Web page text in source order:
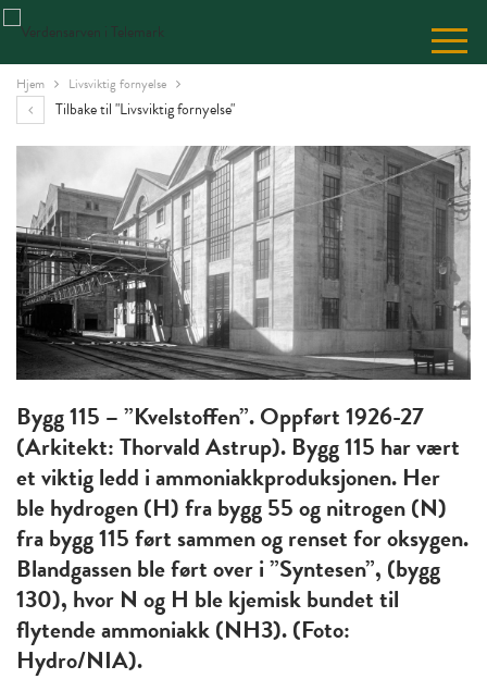
Skip
Content
Hjem Livsviktig fornyelse
Tilbake til "Livsviktig fornyelse"
Bygg 115 – ”Kvelstoffen”. Oppført 1926-27
(Arkitekt: Thorvald Astrup). Bygg 115 har vært
et viktig ledd i ammoniakkproduksjonen. Her
ble hydrogen (H) fra bygg 55 og nitrogen (N)
fra bygg 115 ført sammen og renset for oksygen.
Blandgassen ble ført over i ”Syntesen”, (bygg
130), hvor N og H ble kjemisk bundet til
flytende ammoniakk (NH3). (Foto:
Hydro/NIA).